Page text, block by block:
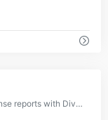
Simplify your business&#039; expense reports with Divvy. Submit expense reports, budget, reimburse employees, and manage virtual cards right from Divvy&#039;s platform.